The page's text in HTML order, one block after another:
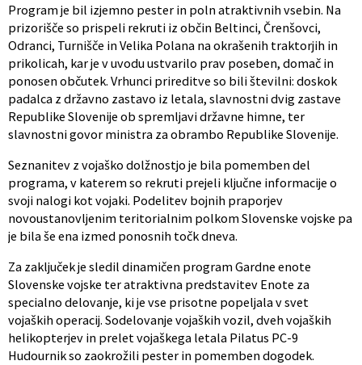
Program je bil izjemno pester in poln atraktivnih vsebin. Na
prizorišče so prispeli rekruti iz občin Beltinci, Črenšovci,
Odranci, Turnišče in Velika Polana na okrašenih traktorjih in
prikolicah, kar je v uvodu ustvarilo prav poseben, domač in
ponosen občutek. Vrhunci prireditve so bili številni: doskok
padalca z državno zastavo iz letala, slavnostni dvig zastave
Republike Slovenije ob spremljavi državne himne, ter
slavnostni govor ministra za obrambo Republike Slovenije.
Seznanitev z vojaško dolžnostjo je bila pomemben del
programa, v katerem so rekruti prejeli ključne informacije o
svoji nalogi kot vojaki. Podelitev bojnih praporjev
novoustanovljenim teritorialnim polkom Slovenske vojske pa
je bila še ena izmed ponosnih točk dneva.
Za zaključek je sledil dinamičen program Gardne enote
Slovenske vojske ter atraktivna predstavitev Enote za
specialno delovanje, ki je vse prisotne popeljala v svet
vojaških operacij. Sodelovanje vojaških vozil, dveh vojaških
helikopterjev in prelet vojaškega letala Pilatus PC-9
Hudournik so zaokrožili pester in pomemben dogodek.